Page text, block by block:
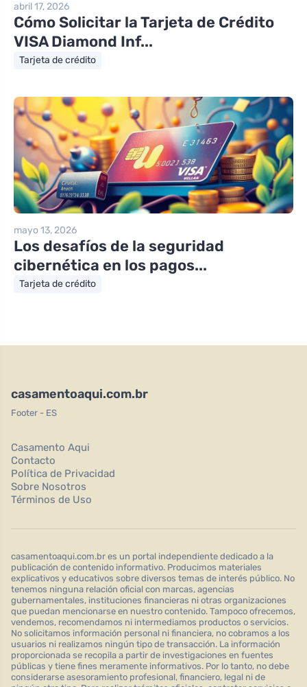
abril 17, 2026
Cómo Solicitar la Tarjeta de Crédito
VISA Diamond Inf...
Tarjeta de crédito
mayo 13, 2026
Los desafíos de la seguridad
cibernética en los pagos...
Tarjeta de crédito
casamentoaqui.com.br
Footer - ES
Casamento Aqui
Contacto
Política de Privacidad
Sobre Nosotros
Términos de Uso
casamentoaqui.com.br es un portal independiente dedicado a la
publicación de contenido informativo. Producimos materiales
explicativos y educativos sobre diversos temas de interés público. No
tenemos ninguna relación oficial con marcas, agencias
gubernamentales, instituciones financieras ni otras organizaciones
que puedan mencionarse en nuestro contenido. Tampoco ofrecemos,
vendemos, recomendamos ni intermediamos productos o servicios.
No solicitamos información personal ni financiera, no cobramos a los
usuarios ni realizamos ningún tipo de transacción. La información
proporcionada se recopila a partir de investigaciones en fuentes
públicas y tiene fines meramente informativos. Por lo tanto, no debe
considerarse asesoramiento profesional, financiero, legal ni de